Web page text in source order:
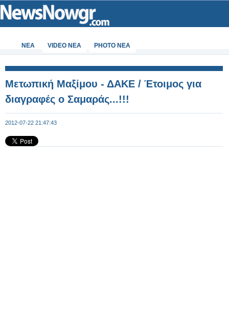
ΝΕΑ VIDEO NEA PHOTO NEA
Μετωπική Μαξίμου - ΔΑΚΕ / Έτοιμος για
διαγραφές ο Σαμαράς...!!!
2012-07-22 21:47:43